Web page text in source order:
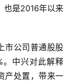
也是2016年以来
市公司普通股股
。中兴对此解释
产处置，带来一